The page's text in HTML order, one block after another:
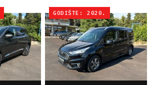
GODIŠTE: 2020.